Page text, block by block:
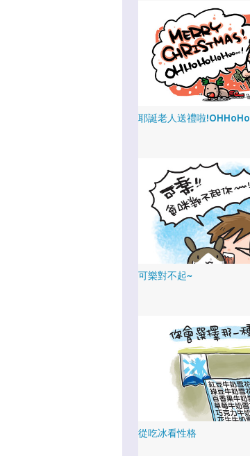
耶誕老人送禮啦!OHHoHo
可樂對不起~
從吃冰看性格